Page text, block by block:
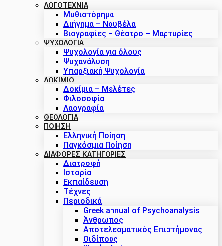
ΛΟΓΟΤΕΧΝΙΑ
Μυθιστόρημα
Διήγημα – Νουβέλα
Βιογραφίες – Θέατρο – Μαρτυρίες
ΨΥΧΟΛΟΓΙΑ
Ψυχολογία για όλους
Ψυχανάλυση
Υπαρξιακή Ψυχολογία
ΔΟΚΊΜΙΟ
Δοκίμια – Μελέτες
Φιλοσοφία
Λαογραφία
ΘΕΟΛΟΓΙΑ
ΠΟΙΗΣΗ
Ελληνική Ποίηση
Παγκόσμια Ποίηση
ΔΙΑΦΟΡΕΣ ΚΑΤΗΓΟΡΙΕΣ
Διατροφή
Ιστορία
Εκπαίδευση
Τέχνες
Περιοδικά
Greek annual of Psychoanalysis
Άνθρωπος
Αποτελεσματικός Επιστήμονας
Οιδίπους